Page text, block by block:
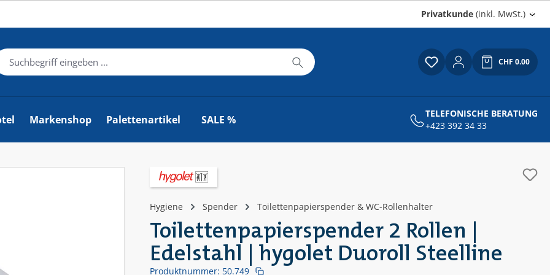
Privatkunde (inkl. MwSt.)
Du hast 0 Produkte auf
CHF 0.00
Markenshop Palettenartikel SALE %
TELEFONISCHE BERATUNG
+423 392 34 33
Hygiene Spender Toilettenpapierspender & WC-Rollenhalter
Toilettenpapierspender 2 Rollen |
Edelstahl | hygolet Duoroll Steelline
Produktnummer: 50.749